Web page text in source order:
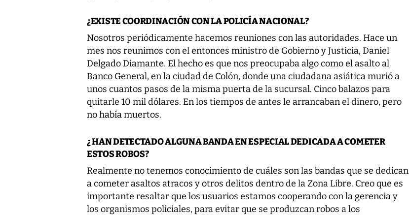
¿EXISTE COORDINACIÓN CON LA POLICÍA NACIONAL?
Nosotros periódicamente hacemos reuniones con las autoridades. Hace un
mes nos reunimos con el entonces ministro de Gobierno y Justicia, Daniel
Delgado Diamante. El hecho es que nos preocupaba algo como el asalto al
Banco General, en la ciudad de Colón, donde una ciudadana asiática murió a
unos cuantos pasos de la misma puerta de la sucursal. Cinco balazos para
quitarle 10 mil dólares. En los tiempos de antes le arrancaban el dinero, pero
no había muertos.
¿ HAN DETECTADO ALGUNA BANDA EN ESPECIAL DEDICADA A COMETER
ESTOS ROBOS?
Realmente no tenemos conocimiento de cuáles son las bandas que se dedican
a cometer asaltos atracos y otros delitos dentro de la Zona Libre. Creo que es
importante resaltar que los usuarios estamos cooperando con la gerencia y
los organismos policiales, para evitar que se produzcan robos a los